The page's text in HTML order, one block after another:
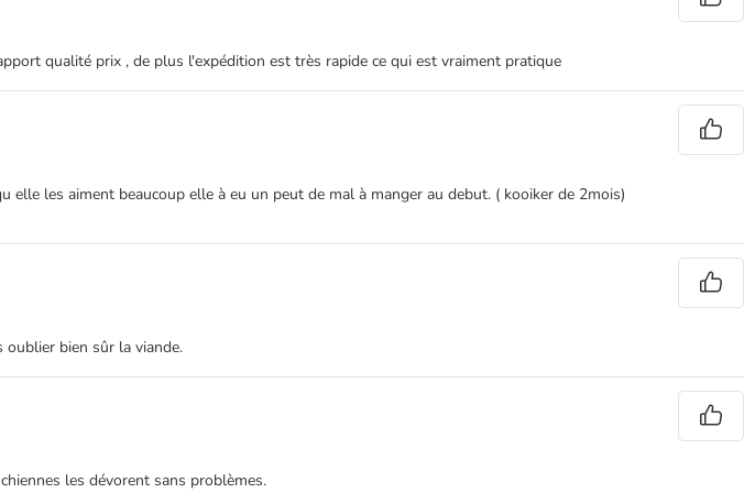
qualité prix , de plus l'expédition est très rapide ce qui est vraiment pratique
les aiment beaucoup elle à eu un peut de mal à manger au debut. ( kooiker de 2mois)
bien sûr la viande.
les dévorent sans problèmes.